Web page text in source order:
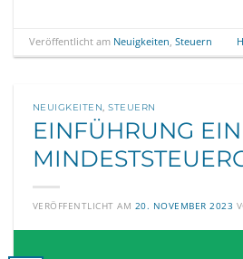
Veröffentlicht am Neuigkeiten, Steuern
NEUIGKEITEN ,STEUERN
EINFÜHRUNG
VERÖFFENTLICHT AM 20. NOVEMBER 2023